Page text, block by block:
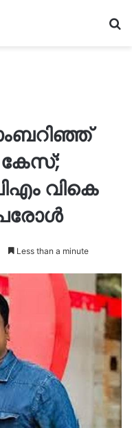
കേസ്;
വികെ
പരോൾ
Less than a minute